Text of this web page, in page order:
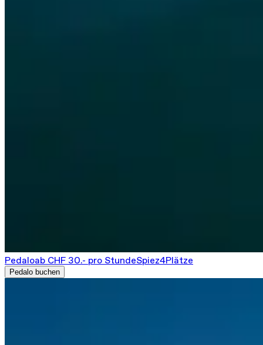
Pedaloab CHF 30.- pro StundeSpiez4Plätze
Pedalo buchen